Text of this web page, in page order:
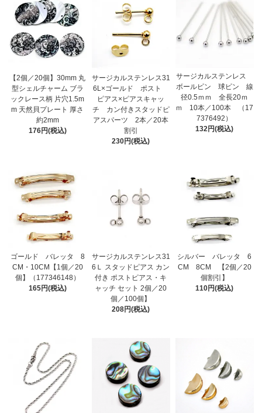
【2個／20個】30mm 丸
型シェルチャーム ブラ
ックレース柄 片穴1.5m
m 天然貝プレート 厚さ
約2mm
176円(税込)
サージカルステンレス31
6L×ゴールド ポスト
ピアス×ピアスキャッ
チ カン付きスタッドピ
アスパーツ 2本／20本
割引
230円(税込)
サージカルステンレス
ボールピン 球ピン 線
径0.5ｍｍ 全長20ｍ
ｍ 10本／100本 （17
7376492）
132円(税込)
ゴールド バレッタ 8
CM・10CM【1個／20
個】（177346148）
165円(税込)
サージカルステンレス31
6Ｌ スタッドピアス カン
付き ポストピアス・キ
ャッチ セット 2個／20
個／100個】
208円(税込)
シルバー バレッタ 6
CM 8CM 【2個／20
個割引】
110円(税込)